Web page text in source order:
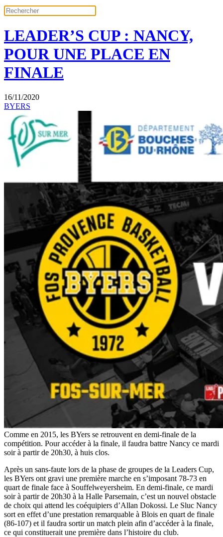
LEADER’S CUP : NANCY,
POUR UNE PLACE EN
FINALE
16/11/2020
BYERS
Comme en 2015, les BYers se retrouvent en demi-finale de la
compétition. Pour accéder à la finale, il faudra battre Nancy ce mardi
soir à partir de 20h30, à huis clos.
Après un sans-faute lors de la phase de groupes de la Leaders Cup,
les BYers ont gravi une première marche en s’imposant 78-73 en
quart de finale face à Souffelweyersheim. En demi-finale, ce mardi
soir à partir de 20h30 à la Halle Parsemain, c’est un nouvel obstacle
de choix qui attend les coéquipiers d’Allan Dokossi. Le Sluc Nancy
sort en effet d’une prestation remarquable à Blois en quart de finale
(86-107) et il faudra sortir un match plein afin d’accéder à la finale,
ce qui constituerait une première dans l’histoire du club.